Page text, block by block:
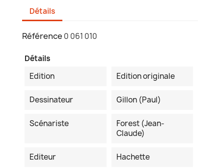
Détails
Référence 0 061 010
Détails
Edition
Edition originale
Dessinateur Gillon (Paul)
Scénariste
Forest (Jean-
Claude)
Editeur Hachette